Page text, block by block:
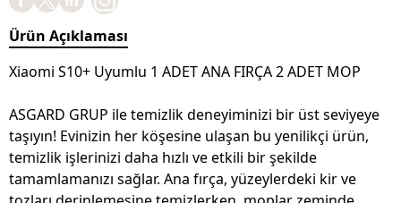
Ürün Açıklaması
Xiaomi S10+ Uyumlu 1 ADET ANA FIRÇA 2 ADET MOP
ASGARD GRUP ile temizlik deneyiminizi bir üst seviyeye
taşıyın! Evinizin her köşesine ulaşan bu yenilikçi ürün,
temizlik işlerinizi daha hızlı ve etkili bir şekilde
tamamlamanızı sağlar. Ana fırça, yüzeylerdeki kir ve